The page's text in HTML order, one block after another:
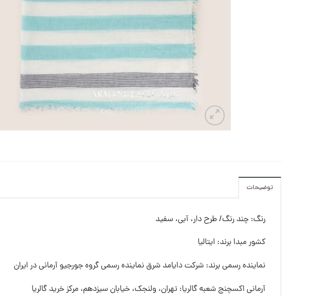
توضیحات
رنگ: چند رنگ/ طرح دار، آبی، سفید
کشور مبدا برند: ایتالیا
نماینده رسمی برند: شرکت دایامد شرق نماینده رسمی گروه جورجیو آرمانی در ایران
آرمانی اکسچنج شعبه گالریا: تهران، ولنجک، خیابان سیزدهم، مرکز خرید گالریا